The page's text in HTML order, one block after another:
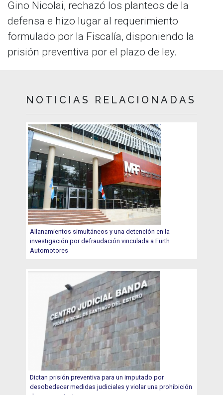
Gino Nicolai, rechazó los planteos de la
defensa e hizo lugar al requerimiento
formulado por la Fiscalía, disponiendo la
prisión preventiva por el plazo de ley.
NOTICIAS RELACIONADAS
Allanamientos simultáneos y una detención en la
investigación por defraudación vinculada a Fürth
Automotores
Dictan prisión preventiva para un imputado por
desobedecer medidas judiciales y violar una prohibición